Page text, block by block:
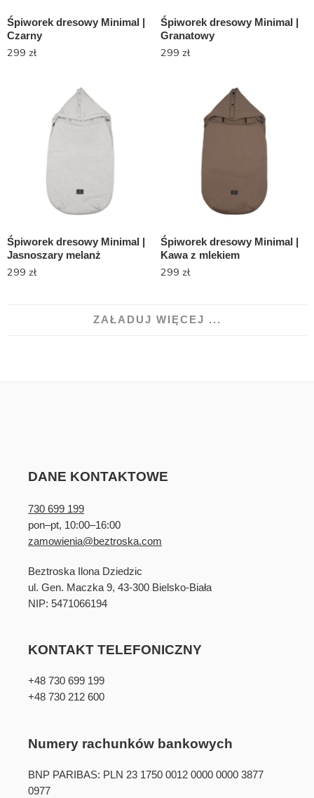
Śpiworek dresowy Minimal |
Czarny
299 zł
Śpiworek dresowy Minimal |
Granatowy
299 zł
Śpiworek dresowy Minimal |
Jasnoszary melanż
299 zł
Śpiworek dresowy Minimal |
Kawa z mlekiem
299 zł
ZAŁADUJ WIĘCEJ ...
DANE KONTAKTOWE
730 699 199
pon–pt, 10:00–16:00
zamowienia@beztroska.com
Beztroska Ilona Dziedzic
ul. Gen. Maczka 9, 43-300 Bielsko-Biała
NIP: 5471066194
KONTAKT TELEFONICZNY
+48 730 699 199
+48 730 212 600
Numery rachunków bankowych
BNP PARIBAS: PLN 23 1750 0012 0000 0000 3877
0977